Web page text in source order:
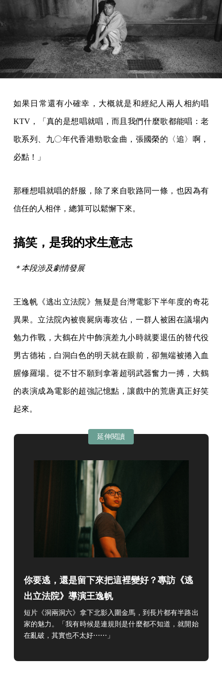
如果日常還有小確幸，大概就是和經紀人兩人相約唱
KTV，「真的是想唱就唱，而且我們什麼歌都能唱：老
歌系列、九〇年代香港勁歌金曲，張國榮的〈追〉啊，
必點！」
那種想唱就唱的舒服，除了來自歌路同一條，也因為有
信任的人相伴，總算可以鬆懈下來。
搞笑，是我的求生意志
＊本段涉及劇情發展
王逸帆《逃出立法院》無疑是台灣電影下半年度的奇花
異果。立法院內被喪屍病毒攻佔，一群人被困在議場內
勉力作戰，大鶴在片中飾演差九小時就要退伍的替代役
男古德祐，白洞白色的明天就在眼前，卻無端被捲入血
腥修羅場。從不甘不願到拿著超弱武器奮力一搏，大鶴
的表演成為電影的超強記憶點，讓戲中的荒唐真正好笑
起來。
延伸閱讀
你要逃，還是留下來把這裡變好？專訪《逃
出立法院》導演王逸帆
短片《洞兩洞六》拿下北影入圍金馬，到長片都有半路出
家的魅力。「我有時候是連規則是什麼都不知道，就開始
在亂破，其實也不太好⋯⋯」